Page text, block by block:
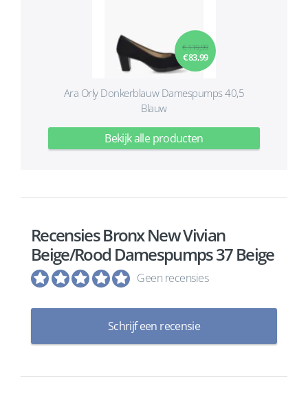
€ 119,99
€ 83,99
Ara Orly Donkerblauw Damespumps 40,5
Blauw
Bekijk alle producten
Recensies Bronx New Vivian
Beige/Rood Damespumps 37 Beige
Geen recensies
Schrijf een recensie